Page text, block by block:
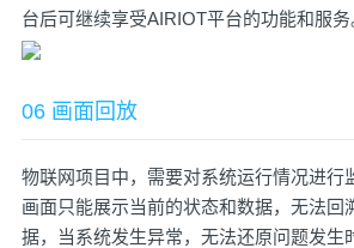
台后可继续享受AIRIOT平台的功能和服务
06 画面回放
物联网项目中，需要对系统运行情况进行
画面只能展示当前的状态和数据，无法回
据，当系统发生异常，无法还原问题发生